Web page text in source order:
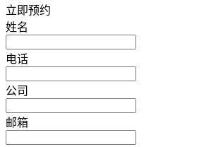
立即预约
姓名
电话
公司
邮箱